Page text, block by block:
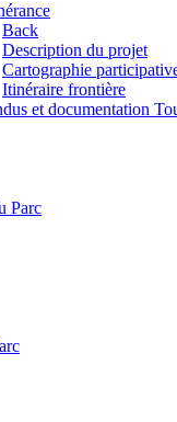
Back
Description du projet
Cartographie
Itinéraire frontière
et documentation
Parc